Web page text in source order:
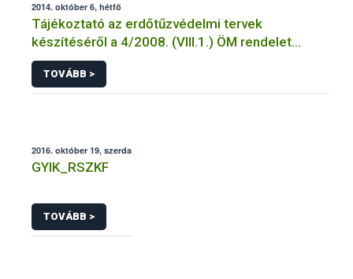
2014. október 6, hétfő
Tájékoztató az erdőtűzvédelmi tervek
készítéséről a 4/2008. (VIII.1.) ÖM rendelet
előírásai alapján
TOVÁBB >
2016. október 19, szerda
GYIK_RSZKF
TOVÁBB >